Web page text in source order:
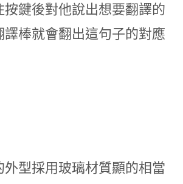
按鍵後對他說出想要翻譯的
譯棒就會翻出這句子的對應
外型採用玻璃材質顯的相當